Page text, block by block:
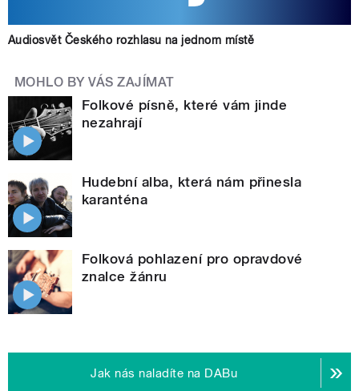
Audiosvět Českého rozhlasu na jednom místě
MOHLO BY VÁS ZAJÍMAT
Folkové písně, které vám jinde
nezahrají
Hudební alba, která nám přinesla
karanténa
Folková pohlazení pro opravdové
znalce žánru
Jak nás naladíte na DABu